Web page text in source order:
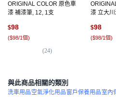
ORIGINAL COLOR 原色車
漆 補漆筆, 12, 1支
$98
($98/1個)
(24)
漆 立大
$98
($98/1個)
與此商品相關的類別
洗車用品 空氣淨化用品窗戶保養用品室內